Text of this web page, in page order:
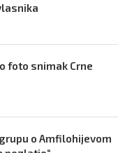
foto snimak Crne
o Amfilohijevom